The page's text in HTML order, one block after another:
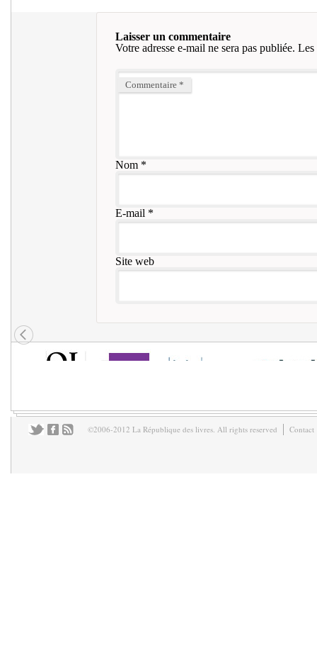
Laisser un commentaire
Votre adresse e-mail ne sera pas publiée. Les
Commentaire *
Nom*
E-mail *
Site web
©2006-2012 La République des livres. All rights reserved Contact